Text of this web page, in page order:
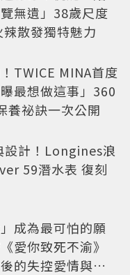
無遺」38歲尺度
散發獨特魅力
TWICE MINA首度
最想做這事」360
養祕訣一次公開
設計！Longines浪
59潛水表 復刻
成為最可怕的願
愛你致死不渝》
的失控愛情與爆